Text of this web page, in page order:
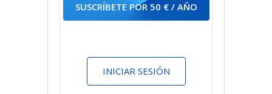
SUSCRÍBETE POR 50 € / AÑO
INICIAR SESIÓN